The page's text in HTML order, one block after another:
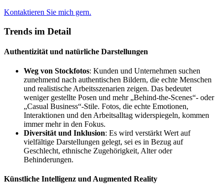
Kontaktieren Sie mich gern.
Trends im Detail
Authentizität und natürliche Darstellungen
Weg von Stockfotos: Kunden und Unternehmen suchen
zunehmend nach authentischen Bildern, die echte Menschen
und realistische Arbeitsszenarien zeigen. Das bedeutet
weniger gestellte Posen und mehr „Behind-the-Scenes“- oder
„Casual Business“-Stile. Fotos, die echte Emotionen,
Interaktionen und den Arbeitsalltag widerspiegeln, kommen
immer mehr in den Fokus.
Diversität und Inklusion: Es wird verstärkt Wert auf
vielfältige Darstellungen gelegt, sei es in Bezug auf
Geschlecht, ethnische Zugehörigkeit, Alter oder
Behinderungen.
Künstliche Intelligenz und Augmented Reality